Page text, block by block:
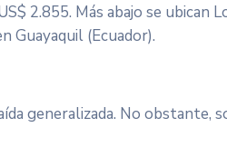
2.855. Más abajo se ubican
Guayaquil (Ecuador).
generalizada. No obstante,